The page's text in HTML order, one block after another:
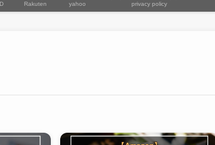
Rakuten yahoo privacy policy